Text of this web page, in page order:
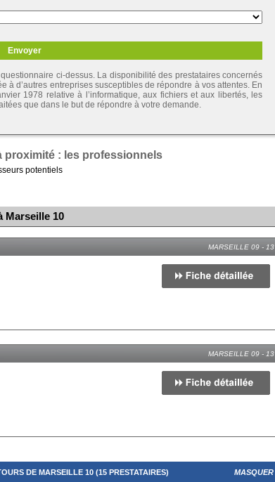
ci-dessus. La disponibilité des prestataires concernés
à d’autres entreprises susceptibles de répondre à vos attentes. En
1978 relative à l’informatique, aux fichiers et aux libertés, les
que dans le but de répondre à votre demande.
proximité : les professionnels
potentiels
Marseille 10
MARSEILLE 09 - 13
MARSEILLE 09 - 13
DE MARSEILLE 10 (15 PRESTATAIRES) MASQUER